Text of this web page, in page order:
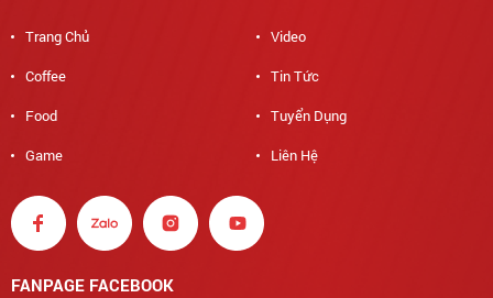
Trang Chủ
Video
Coffee
Tin Tức
Food
Tuyển Dụng
Game
Liên Hệ
FANPAGE FACEBOOK